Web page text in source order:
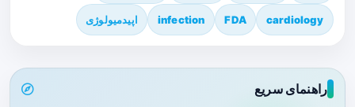
cardiology
FDA
infection اپیدمیولوژی
راهنمای سریع